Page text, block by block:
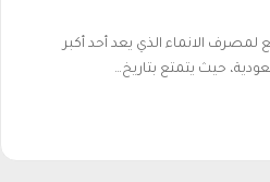
لمصرف الانماء الذي يعد أحد أكبر
حيث يتمتع بتاريخ…